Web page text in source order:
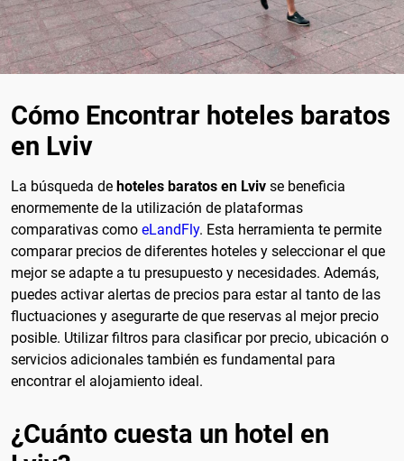
Cómo Encontrar hoteles baratos
en Lviv
La búsqueda de hoteles baratos en Lviv se beneficia
enormemente de la utilización de plataformas
comparativas como eLandFly. Esta herramienta te permite
comparar precios de diferentes hoteles y seleccionar el que
mejor se adapte a tu presupuesto y necesidades. Además,
puedes activar alertas de precios para estar al tanto de las
fluctuaciones y asegurarte de que reservas al mejor precio
posible. Utilizar filtros para clasificar por precio, ubicación o
servicios adicionales también es fundamental para
encontrar el alojamiento ideal.
¿Cuánto cuesta un hotel en